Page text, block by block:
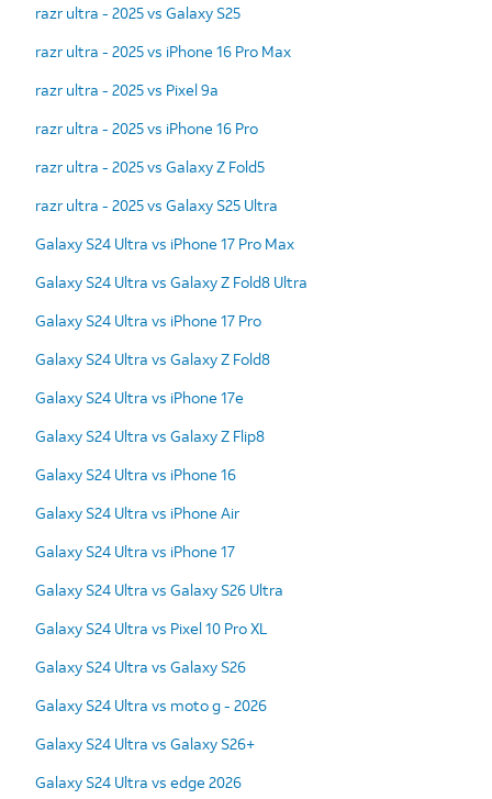
razr ultra - 2025 vs Galaxy S25
razr ultra - 2025 vs iPhone 16 Pro Max
razr ultra - 2025 vs Pixel 9a
razr ultra - 2025 vs iPhone 16 Pro
razr ultra - 2025 vs Galaxy Z Fold5
razr ultra - 2025 vs Galaxy S25 Ultra
Galaxy S24 Ultra vs iPhone 17 Pro Max
Galaxy S24 Ultra vs Galaxy Z Fold8 Ultra
Galaxy S24 Ultra vs iPhone 17 Pro
Galaxy S24 Ultra vs Galaxy Z Fold8
Galaxy S24 Ultra vs iPhone 17e
Galaxy S24 Ultra vs Galaxy Z Flip8
Galaxy S24 Ultra vs iPhone 16
Galaxy S24 Ultra vs iPhone Air
Galaxy S24 Ultra vs iPhone 17
Galaxy S24 Ultra vs Galaxy S26 Ultra
Galaxy S24 Ultra vs Pixel 10 Pro XL
Galaxy S24 Ultra vs Galaxy S26
Galaxy S24 Ultra vs moto g - 2026
Galaxy S24 Ultra vs Galaxy S26+
Galaxy S24 Ultra vs edge 2026